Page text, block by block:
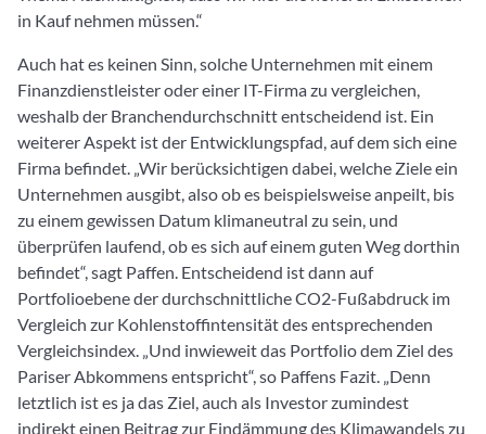
in Kauf nehmen müssen.“
Auch hat es keinen Sinn, solche Unternehmen mit einem
Finanzdienstleister oder einer IT-Firma zu vergleichen,
weshalb der Branchendurchschnitt entscheidend ist. Ein
weiterer Aspekt ist der Entwicklungspfad, auf dem sich eine
Firma befindet. „Wir berücksichtigen dabei, welche Ziele ein
Unternehmen ausgibt, also ob es beispielsweise anpeilt, bis
zu einem gewissen Datum klimaneutral zu sein, und
überprüfen laufend, ob es sich auf einem guten Weg dorthin
befindet“, sagt Paffen. Entscheidend ist dann auf
Portfolioebene der durchschnittliche CO2-Fußabdruck im
Vergleich zur Kohlenstoffintensität des entsprechenden
Vergleichsindex. „Und inwieweit das Portfolio dem Ziel des
Pariser Abkommens entspricht“, so Paffens Fazit. „Denn
letztlich ist es ja das Ziel, auch als Investor zumindest
indirekt einen Beitrag zur Eindämmung des Klimawandels zu